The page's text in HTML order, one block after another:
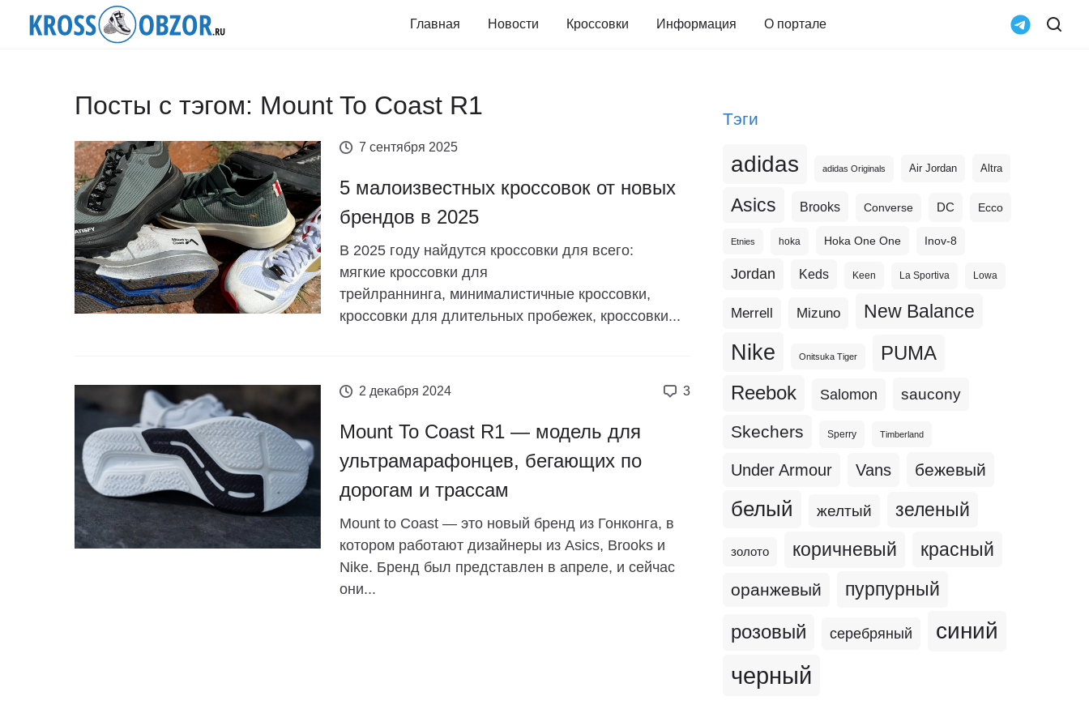
Главная Новости Кроссовки Информация О портале
Посты с тэгом: Mount To Coast R1
7 сентября 2025
5 малоизвестных кроссовок от новых
брендов в 2025
В 2025 году найдутся кроссовки для всего:
мягкие кроссовки для
трейлраннинга, минималистичные кроссовки,
кроссовки для длительных пробежек, кроссовки...
2 декабря 2024 3
Mount To Coast R1 — модель для
ультрамарафонцев, бегающих по
дорогам и трассам
Mount to Coast — это новый бренд из Гонконга, в
котором работают дизайнеры из Asics, Brooks и
Nike. Бренд был представлен в апреле, и сейчас
они...
Тэги
adidas adidas Originals Air Jordan Altra
Asics Brooks Converse DC Ecco
Etnies hoka Hoka One One Inov-8
Jordan Keds Keen La Sportiva Lowa
Merrell Mizuno New Balance
Nike Onitsuka Tiger PUMA
Reebok Salomon saucony
Skechers Sperry Timberland
Under Armour Vans бежевый
белый желтый зеленый
золото коричневый красный
оранжевый пурпурный
розовый серебряный синий
черный